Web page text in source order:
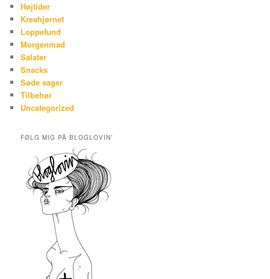
Højtider
Kreahjørnet
Loppefund
Morgenmad
Salater
Snacks
Søde sager
Tilbehør
Uncategorized
FØLG MIG PÅ BLOGLOVIN’